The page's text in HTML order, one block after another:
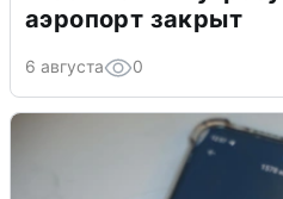
аэропорт закрыт
6 августа 0